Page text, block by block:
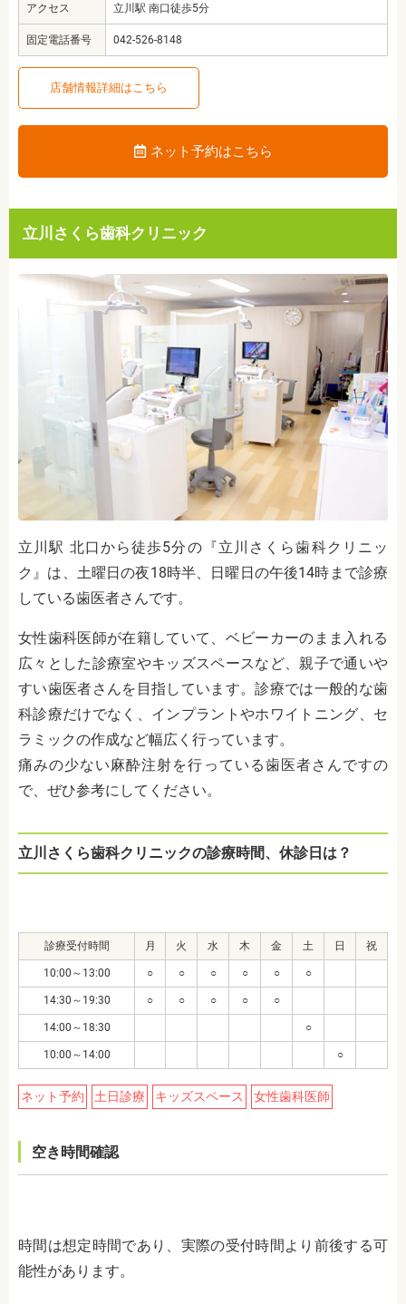
アクセス 立川駅 南口徒歩5分
固定電話番号 042-526-8148
店舗情報詳細はこちら
ネット予約はこちら
立川さくら歯科クリニック
立川駅 北口から徒歩5分の『立川さくら歯科クリニッ
ク』は、土曜日の夜18時半、日曜日の午後14時まで診療
している歯医者さんです。
女性歯科医師が在籍していて、ベビーカーのまま入れる
広々とした診療室やキッズスペースなど、親子で通いや
すい歯医者さんを目指しています。診療では一般的な歯
科診療だけでなく、インプラントやホワイトニング、セ
ラミックの作成など幅広く行っています。
痛みの少ない麻酔注射を行っている歯医者さんですの
で、ぜひ参考にしてください。
立川さくら歯科クリニックの診療時間、休診日は？
診療受付時間 月 火 水 木 金 土 日 祝
10:00～13:00 ○ ○ ○ ○ ○ ○
14:30～19:30 ○ ○ ○ ○ ○
14:00～18:30 ○
10:00～14:00 ○
ネット予約 土日診療 キッズスペース 女性歯科医師
空き時間確認
時間は想定時間であり、実際の受付時間より前後する可
能性があります。